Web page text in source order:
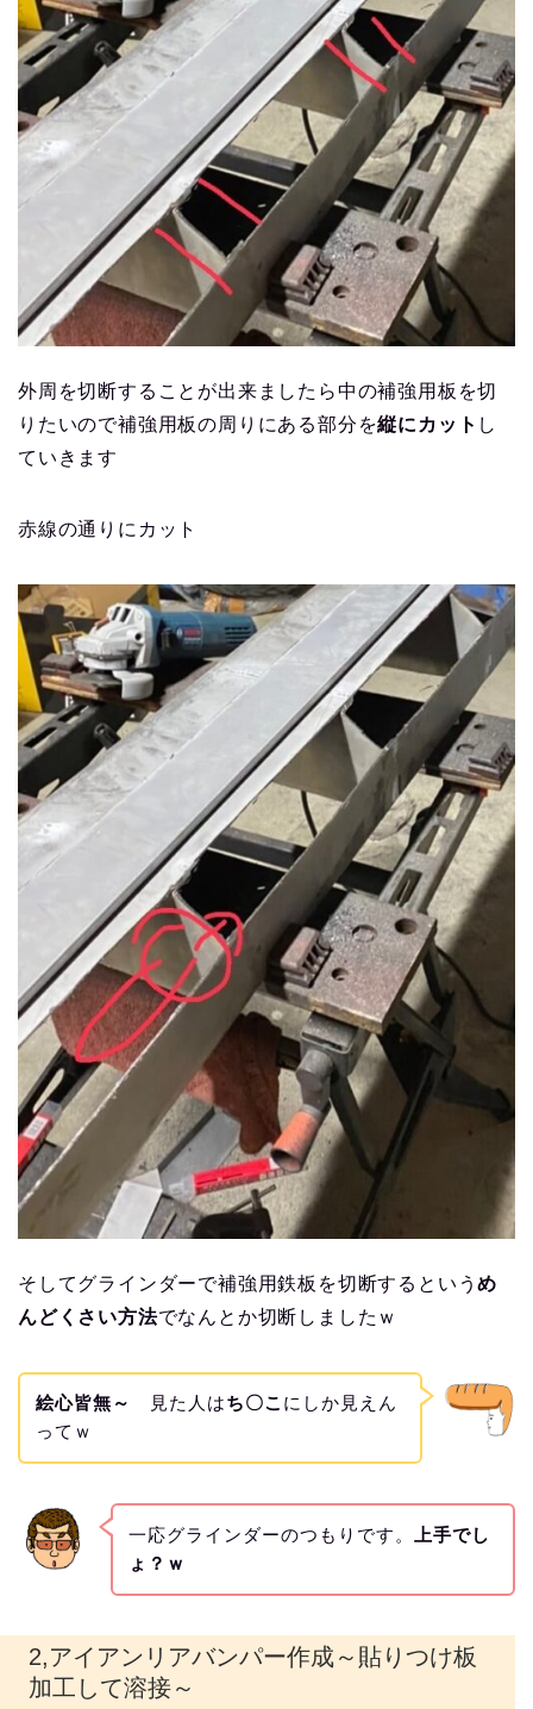
外周を切断することが出来ましたら中の補強用板を切
りたいので補強用板の周りにある部分を縦にカット し
ていきます
赤線の通りにカット
そしてグラインダーで補強用鉄板を切断するというめ
んどくさい方法でなんとか切断しましたｗ
絵心皆無～ 見た人はち〇こ にしか見えん
ってｗ
一応グラインダーのつもりです。
上手でし
ょ？ｗ
2,アイアンリアバンパー作成～貼りつけ板
加工して溶接～